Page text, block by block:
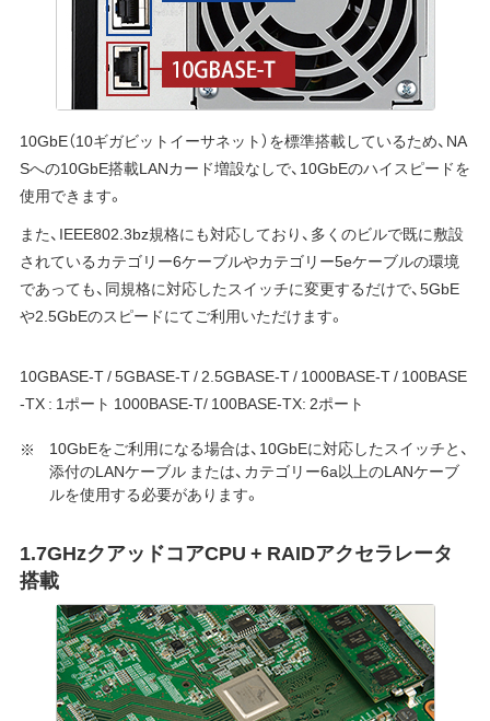
10GbE（10ギガビットイーサネット）を標準搭載しているため、NA
Sへの10GbE搭載LANカード増設なしで、10GbEのハイスピードを
使用できます。
また、IEEE802.3bz規格にも対応しており、多くのビルで既に敷設
されているカテゴリー6ケーブルやカテゴリー5eケーブルの環境
であっても、同規格に対応したスイッチに変更するだけで、5GbE
や2.5GbEのスピードにてご利用いただけます。
10GBASE-T / 5GBASE-T / 2.5GBASE-T / 1000BASE-T / 100BASE
-TX : 1ポート 1000BASE-T/ 100BASE-TX: 2ポート
10GbEをご利用になる場合は、10GbEに対応したスイッチと、
添付のLANケーブル または、カテゴリー6a以上のLANケーブ
ルを使用する必要があります。
1.7GHzクアッドコアCPU + RAIDアクセラレータ
搭載